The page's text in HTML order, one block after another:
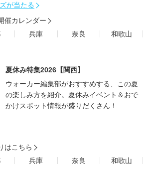
が当たる
催カレンダー
兵庫 奈良
和歌山
夏休み特集2026【関西】
ウォーカー編集部がおすすめする、この夏
の楽しみ方を紹介。夏休みイベント＆おで
かけスポット情報が盛りだくさん！
はこちら
兵庫 奈良
和歌山